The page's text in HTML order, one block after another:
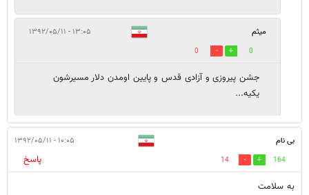
میثم ۱۳:۰۵ - ۱۳۹۲/۰۵/۱۱
0
0
جشن پیروزی و آزادی قدس و پایین اومدن دلار مسیرشون
یکیه...
بی نام ۱۰:۰۵ - ۱۳۹۲/۰۵/۱۱
164
14
پاسخ
به سلامت